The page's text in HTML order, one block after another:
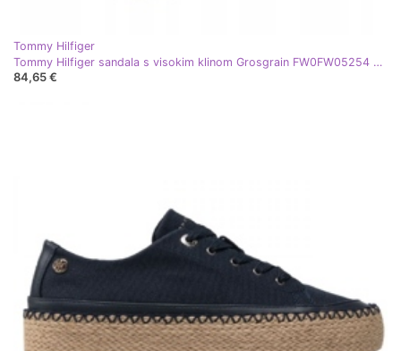
Tommy Hilfiger
Tommy Hilfiger sandala s visokim klinom Grosgrain FW0FW05254 plava
84,65 €